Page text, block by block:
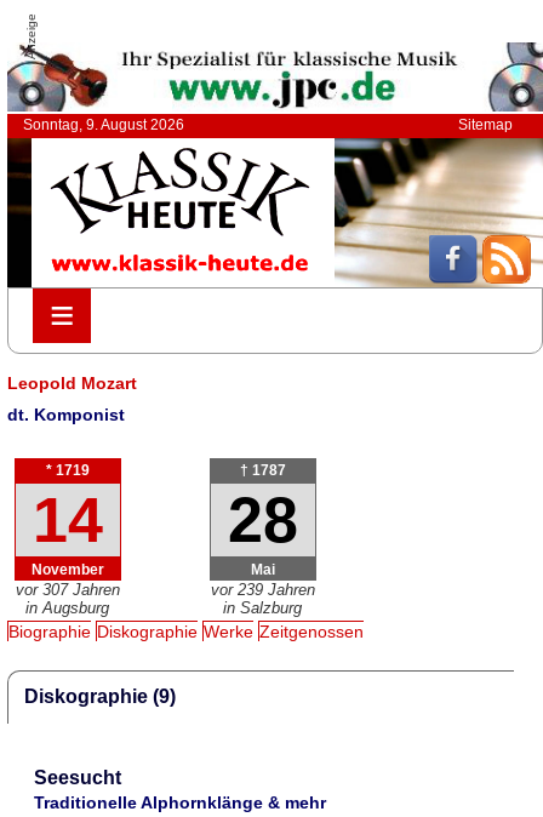
Anzeige
Sonntag, 9. August 2026 Sitemap
≡
≡
Leopold Mozart
dt. Komponist
* 1719
14
November
vor 307 Jahren
in Augsburg
† 1787
28
Mai
vor 239 Jahren
in Salzburg
Biographie Diskographie Werke Zeitgenossen
Diskographie (9)
Seesucht
Traditionelle Alphornklänge & mehr